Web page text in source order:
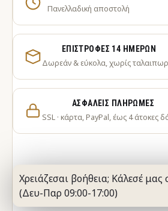
Πανελλαδική αποστολή
ΕΠΙΣΤΡΟΦΈΣ 14 ΗΜΕΡΏΝ
Δωρεάν & εύκολα, χωρίς
ΑΣΦΑΛΕΊΣ ΠΛΗΡΩΜΈΣ
SSL · κάρτα, PayPal, έως 4 άτοκες
Χρειάζεσαι βοήθεια; Κάλεσέ
(Δευ-Παρ 09:00-17:00)